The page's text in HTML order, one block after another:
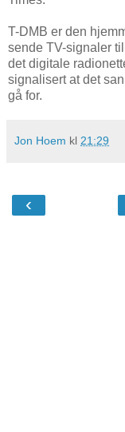
T-DMB er den
sende TV-signaler
det digitale
signalisert at det
gå for.
Jon Hoem kl 21:29
‹